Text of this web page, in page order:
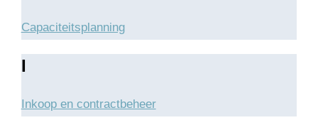
Capaciteitsplanning
I
Inkoop en contractbeheer